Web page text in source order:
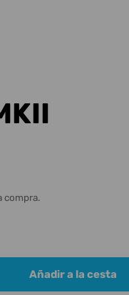
compra.
Akg K-271 MKII
para Akg K-
Añadir a la cesta